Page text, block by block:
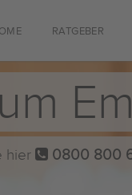
RATGEBER
hier 0800 800